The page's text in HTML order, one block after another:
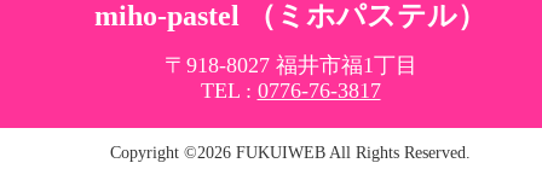
miho-pastel （ミホパステル）
〒918-8027 福井市福1丁目
TEL : 0776-76-3817
Copyright ©2026 FUKUIWEB All Rights Reserved.